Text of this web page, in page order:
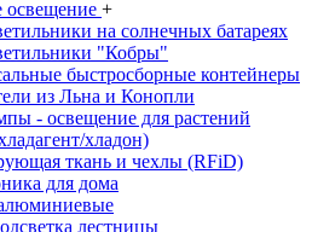
освещение +
на солнечных батареях
"Кобры"
быстросборные контейнеры
из Льна и Конопли
- освещение для растений
хладон)
ткань и чехлы (RFiD)
для дома
лестницы